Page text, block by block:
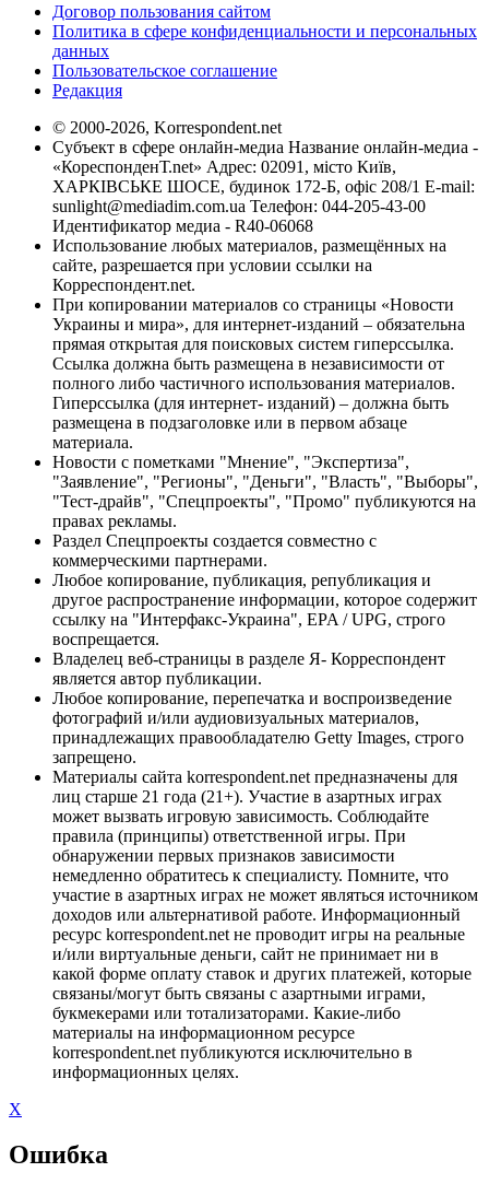
Договор пользования сайтом
Политика в сфере конфиденциальности и персональных
данных
Пользовательское соглашение
Редакция
© 2000-2026, Korrespondent.net
Субъект в сфере онлайн-медиа Название онлайн-медиа -
«КореспонденТ.net» Адрес: 02091, місто Київ,
ХАРКІВСЬКЕ ШОСЕ, будинок 172-Б, офіс 208/1 E-mail:
sunlight@mediadim.com.ua Телефон: 044-205-43-00
Идентификатор медиа - R40-06068
Использование любых материалов, размещённых на
сайте, разрешается при условии ссылки на
Корреспондент.net.
При копировании материалов со страницы «Новости
Украины и мира», для интернет-изданий – обязательна
прямая открытая для поисковых систем гиперссылка.
Ссылка должна быть размещена в независимости от
полного либо частичного использования материалов.
Гиперссылка (для интернет- изданий) – должна быть
размещена в подзаголовке или в первом абзаце
материала.
Новости с пометками "Мнение", "Экспертиза",
"Заявление", "Регионы", "Деньги", "Власть", "Выборы",
"Тест-драйв", "Спецпроекты", "Промо" публикуются на
правах рекламы.
Раздел Спецпроекты создается совместно с
коммерческими партнерами.
Любое копирование, публикация, републикация и
другое распространение информации, которое содержит
ссылку на "Интерфакс-Украина", EPA / UPG, строго
воспрещается.
Владелец веб-страницы в разделе Я- Корреспондент
является автор публикации.
Любое копирование, перепечатка и воспроизведение
фотографий и/или аудиовизуальных материалов,
принадлежащих правообладателю Getty Images, строго
запрещено.
Материалы сайта korrespondent.net предназначены для
лиц старше 21 года (21+). Участие в азартных играх
может вызвать игровую зависимость. Соблюдайте
правила (принципы) ответственной игры. При
обнаружении первых признаков зависимости
немедленно обратитесь к специалисту. Помните, что
участие в азартных играх не может являться источником
доходов или альтернативой работе. Информационный
ресурс korrespondent.net не проводит игры на реальные
и/или виртуальные деньги, сайт не принимает ни в
какой форме оплату ставок и других платежей, которые
связаны/могут быть связаны с азартными играми,
букмекерами или тотализаторами. Какие-либо
материалы на информационном ресурсе
korrespondent.net публикуются исключительно в
информационных целях.
X
Ошибка